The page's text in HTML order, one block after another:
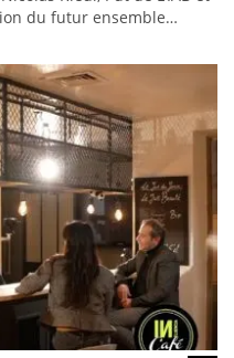
du futur ensemble…